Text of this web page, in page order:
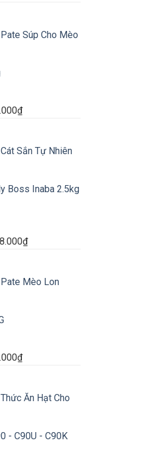
170.000₫
Pate Súp Cho Mèo
₫Khoảng
13.000₫
181.000₫
Cát Sắn Tự Nhiên
Boss Inaba 2.5kg
₫Khoảng
140.000₫
Pate Mèo Lon
₫Khoảng
40.000₫
845.000₫
Thức Ăn Hạt Cho
- C90U - C90K